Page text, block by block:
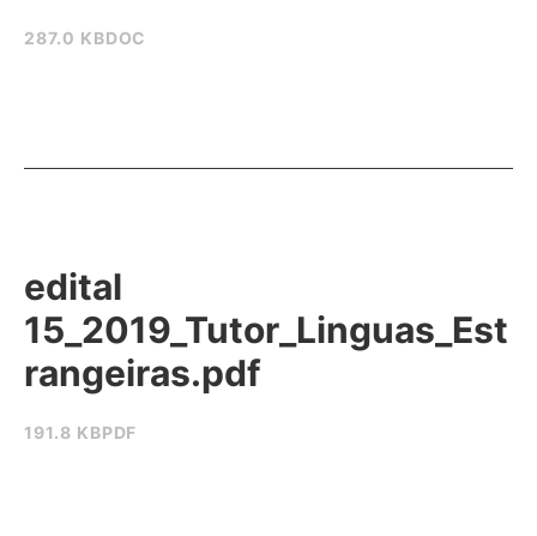
287.0 KBDOC
191.8 KBPDF
edital
15_2019_Tutor_Linguas_Est
rangeiras.pdf